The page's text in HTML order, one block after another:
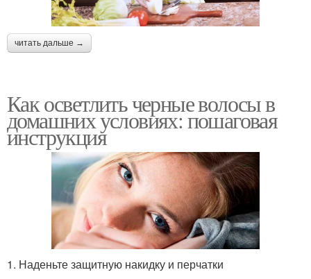
читать дальше →
Как осветлить черные волосы в
домашних условиях: пошаговая
инструкция
1. Наденьте защитную накидку и перчатки